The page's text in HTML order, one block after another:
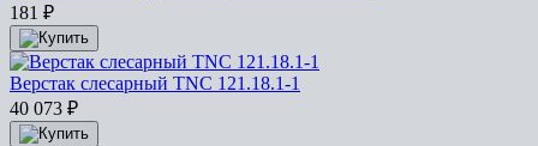
181 ₽
Верстак слесарный TNC 121.18.1-1
40 073 ₽